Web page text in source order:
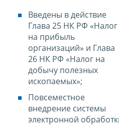
Введены в действие
Глава 25 НК РФ «Налог
на прибыль
организаций» и Глава
26 НК РФ «Налог на
добычу полезных
ископаемых»;
Повсеместное
внедрение системы
электронной